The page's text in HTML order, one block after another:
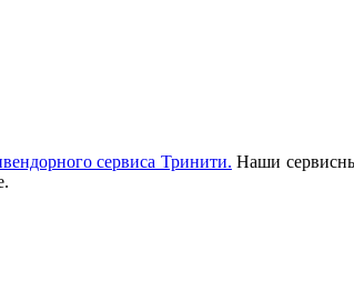
сервиса Тринити. Наши